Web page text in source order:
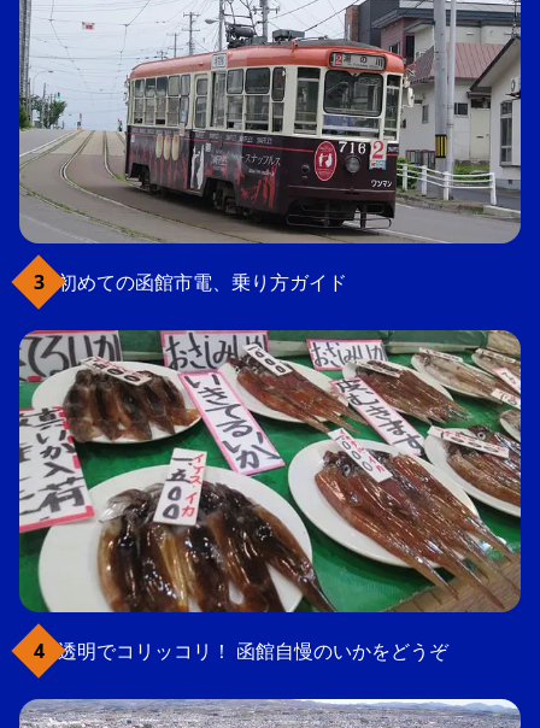
初めての函館市電、乗り方ガイド
透明でコリッコリ！ 函館自慢のいかをどうぞ